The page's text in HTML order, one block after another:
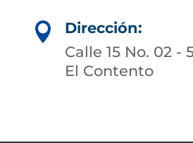

Dirección:
Calle 15 No. 02 -
El Contento